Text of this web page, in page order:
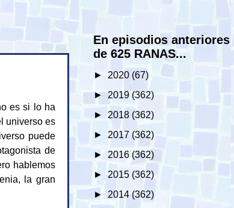
es si lo ha
universo es
puede
de
hablemos
la gran
En episodios anteriores
de 625 RANAS...
► 2020 (67)
►2019 (362)
► 2018 (362)
► 2017 (362)
► 2016 (362)
► 2015 (362)
► 2014 (362)